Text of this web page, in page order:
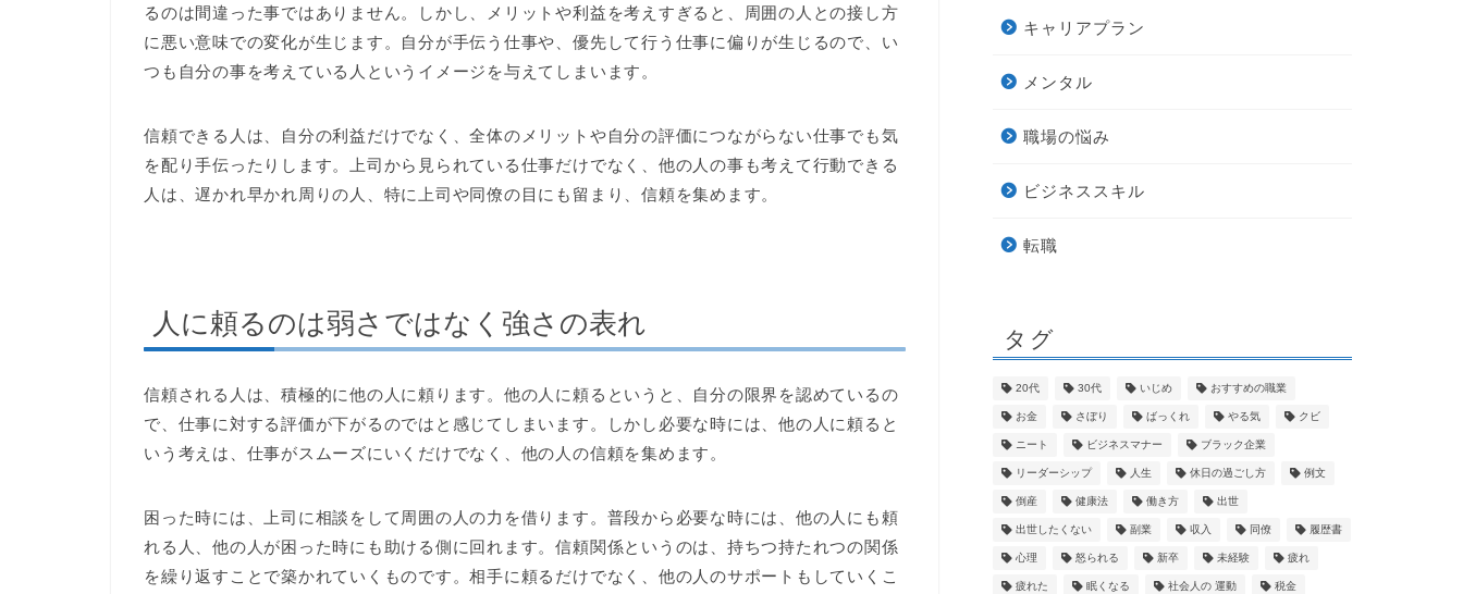
るのは間違った事ではありません。しかし、メリットや利益を考えすぎると、周囲の人との接し方
に悪い意味での変化が生じます。自分が手伝う仕事や、優先して行う仕事に偏りが生じるので、い
つも自分の事を考えている人というイメージを与えてしまいます。
信頼できる人は、自分の利益だけでなく、全体のメリットや自分の評価につながらない仕事でも気
を配り手伝ったりします。上司から見られている仕事だけでなく、他の人の事も考えて行動できる
人は、遅かれ早かれ周りの人、特に上司や同僚の目にも留まり、信頼を集めます。
人に頼るのは弱さではなく強さの表れ
信頼される人は、積極的に他の人に頼ります。他の人に頼るというと、自分の限界を認めているの
で、仕事に対する評価が下がるのではと感じてしまいます。しかし必要な時には、他の人に頼ると
いう考えは、仕事がスムーズにいくだけでなく、他の人の信頼を集めます。
困った時には、上司に相談をして周囲の人の力を借ります。普段から必要な時には、他の人にも頼
れる人、他の人が困った時にも助ける側に回れます。信頼関係というのは、持ちつ持たれつの関係
を繰り返すことで築かれていくものです。相手に頼るだけでなく、他の人のサポートもしていくこ
キャリアプラン
メンタル
職場の悩み
ビジネススキル
転職
タグ
20代 30代 いじめ おすすめの職業
お金 さぼり ばっくれ やる気 クビ
ニート ビジネスマナー ブラック企業
リーダーシップ 人生 休日の過ごし方 例文
倒産 健康法 働き方 出世
出世したくない 副業 収入 同僚 履歴書
心理 怒られる 新卒 未経験 疲れ
疲れた 眠くなる 社会人の 運動 税金